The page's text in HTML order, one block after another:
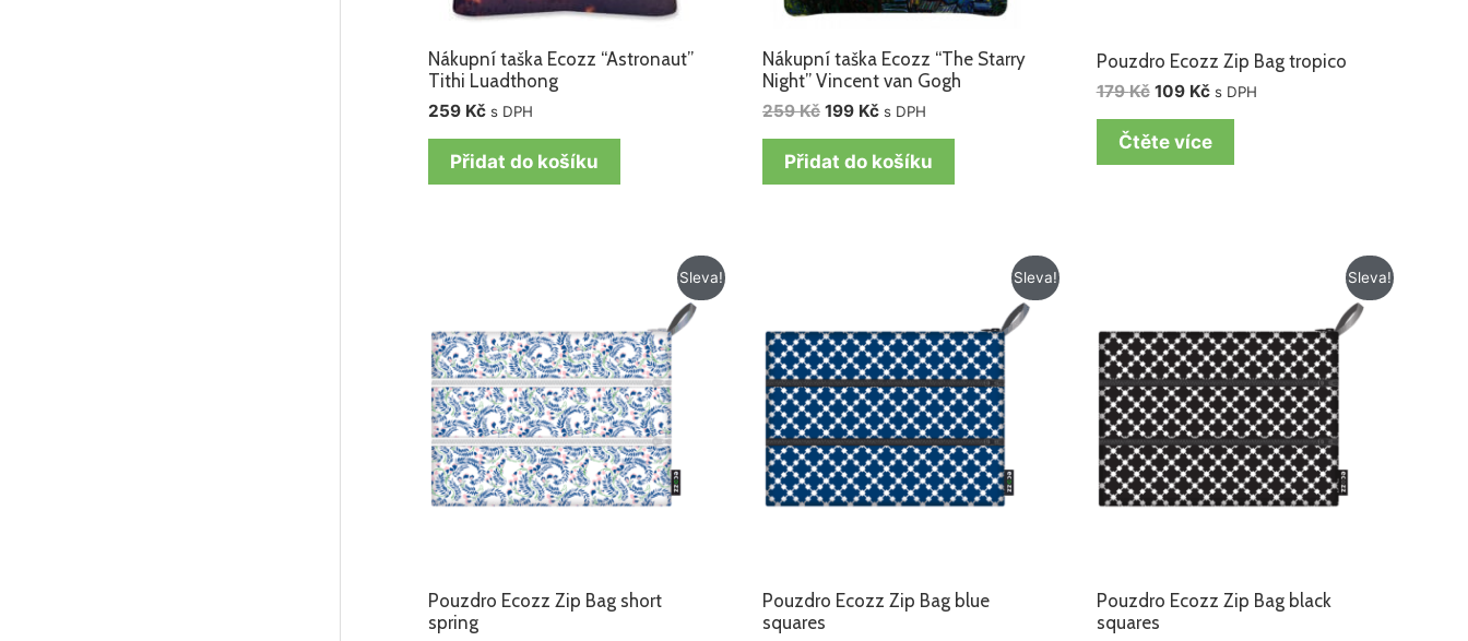
Nákupní taška Ecozz “Astronaut”
Tithi Luadthong
259 Kč s DPH
Přidat do košíku
Nákupní taška Ecozz “The Starry
Night” Vincent van Gogh
259Kč 199 Kč s DPH
Přidat do košíku
Pouzdro Ecozz Zip Bag tropico
179Kč 109 Kč s DPH
Čtěte více
Sleva!
Pouzdro Ecozz Zip Bag short
spring
179 Kč.109 Kč.
Sleva!
Pouzdro Ecozz Zip Bag blue
squares
179 Kč.109 Kč.
Sleva!
Pouzdro Ecozz Zip Bag black
squares
179 Kč.109 Kč.